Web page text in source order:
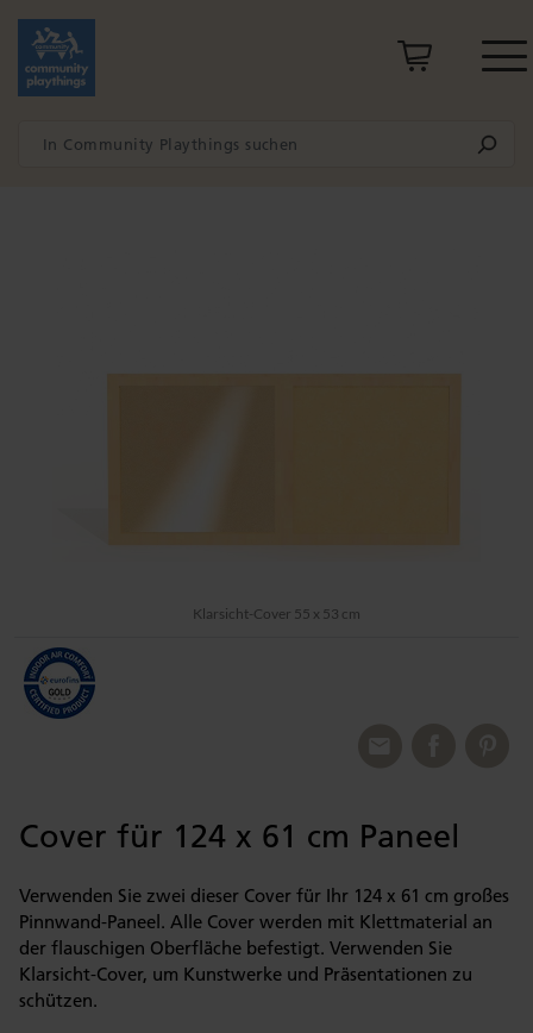
Klarsicht-Cover 55 x 53 cm
Cover für 124 x 61 cm Paneel
Verwenden Sie zwei dieser Cover für Ihr 124 x 61 cm großes
Pinnwand-Paneel. Alle Cover werden mit Klettmaterial an
der flauschigen Oberfläche befestigt. Verwenden Sie
Klarsicht-Cover, um Kunstwerke und Präsentationen zu
schützen.